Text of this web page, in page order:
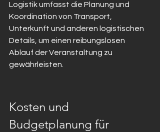
Logistik umfasst die Planung und
Koordination von Transport,
Unterkunft und anderen logistischen
Details, um einen reibungslosen
Ablauf der Veranstaltung zu
gewährleisten.
Kosten und
Budgetplanung für